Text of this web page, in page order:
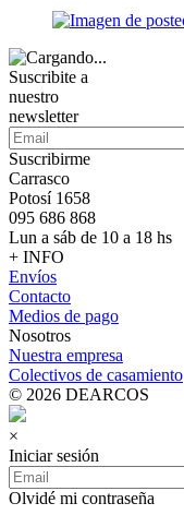
Suscribite a
nuestro
newsletter
Suscribirme
Carrasco
Potosí 1658
095 686 868
Lun a sáb de 10 a 18 hs
+ INFO
Envíos
Contacto
Medios de pago
Nosotros
Nuestra empresa
Colectivos de casamiento
© 2026 DEARCOS
×
Iniciar sesión
Olvidé mi contraseña